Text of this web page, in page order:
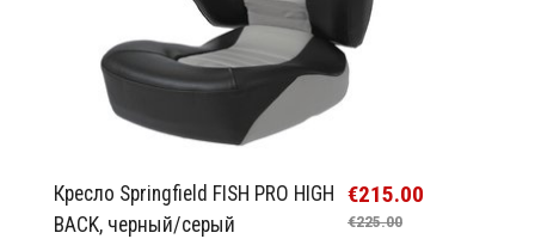
Кресло Springfield FISH PRO HIGH
BACK, черный/серый
€215.00
€225.00